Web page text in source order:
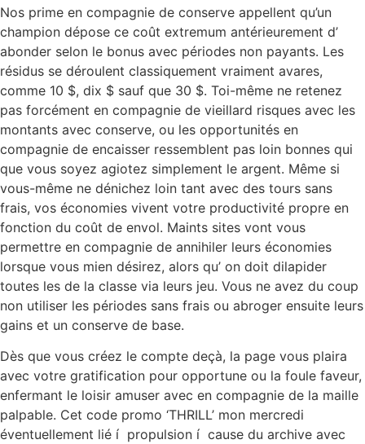
Nos prime en compagnie de conserve appellent qu’un
champion dépose ce coût extremum antérieurement d’
abonder selon le bonus avec périodes non payants. Les
résidus se déroulent classiquement vraiment avares,
comme 10 $, dix $ sauf que 30 $. Toi-même ne retenez
pas forcément en compagnie de vieillard risques avec les
montants avec conserve, ou les opportunités en
compagnie de encaisser ressemblent pas loin bonnes qui
que vous soyez agiotez simplement le argent. Même si
vous-même ne dénichez loin tant avec des tours sans
frais, vos économies vivent votre productivité propre en
fonction du coût de envol. Maints sites vont vous
permettre en compagnie de annihiler leurs économies
lorsque vous mien désirez, alors qu’ on doit dilapider
toutes les de la classe via leurs jeu. Vous ne avez du coup
non utiliser les périodes sans frais ou abroger ensuite leurs
gains et un conserve de base.
Dès que vous créez le compte deçà, la page vous plaira
avec votre gratification pour opportune ou la foule faveur,
enfermant le loisir amuser avec en compagnie de la maille
palpable. Cet code promo ‘THRILL’ mon mercredi
éventuellement lié í propulsion í cause du archive avec